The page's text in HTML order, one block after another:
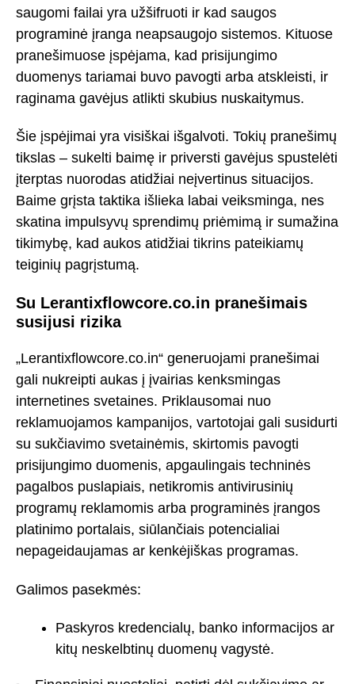
saugomi failai yra užšifruoti ir kad saugos
programinė įranga neapsaugojo sistemos. Kituose
pranešimuose įspėjama, kad prisijungimo
duomenys tariamai buvo pavogti arba atskleisti, ir
raginama gavėjus atlikti skubius nuskaitymus.
Šie įspėjimai yra visiškai išgalvoti. Tokių pranešimų
tikslas – sukelti baimę ir priversti gavėjus spustelėti
įterptas nuorodas atidžiai neįvertinus situacijos.
Baime grįsta taktika išlieka labai veiksminga, nes
skatina impulsyvų sprendimų priėmimą ir sumažina
tikimybę, kad aukos atidžiai tikrins pateikiamų
teiginių pagrįstumą.
Su Lerantixflowcore.co.in pranešimais
susijusi rizika
„Lerantixflowcore.co.in“ generuojami pranešimai
gali nukreipti aukas į įvairias kenksmingas
internetines svetaines. Priklausomai nuo
reklamuojamos kampanijos, vartotojai gali susidurti
su sukčiavimo svetainėmis, skirtomis pavogti
prisijungimo duomenis, apgaulingais techninės
pagalbos puslapiais, netikromis antivirusinių
programų reklamomis arba programinės įrangos
platinimo portalais, siūlančiais potencialiai
nepageidaujamas ar kenkėjiškas programas.
Galimos pasekmės:
Paskyros kredencialų, banko informacijos ar
kitų neskelbtinų duomenų vagystė.